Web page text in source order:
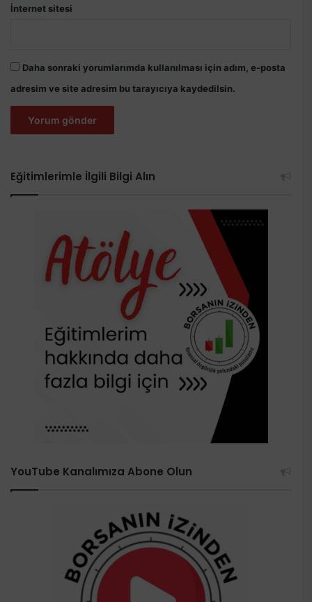
İnternet sitesi
Daha sonraki yorumlarımda kullanılması için adım, e-posta
adresim ve site adresim bu tarayıcıya kaydedilsin.
Eğitimlerimle İlgili Bilgi Alın
YouTube Kanalımıza Abone Olun